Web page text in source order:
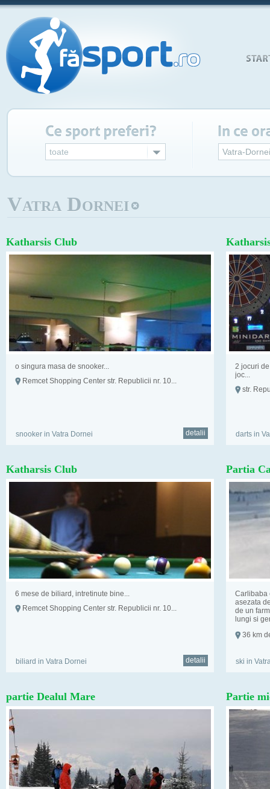
toate Vatra-Dornei
Vatra Dornei
Katharsis Club
o singura masa de snooker...
Remcet Shopping Center str. Republicii nr. 10...
snooker in Vatra Dornei detalii
2 jocuri
joc...
str.
darts in
Katharsis Club
6 mese de biliard, intretinute bine...
Remcet Shopping Center str. Republicii nr. 10...
biliard in Vatra Dornei detalii
Partia
Carlibaba
asezata
de un
lungi si
36 km
ski in
partie Dealul Mare Partie